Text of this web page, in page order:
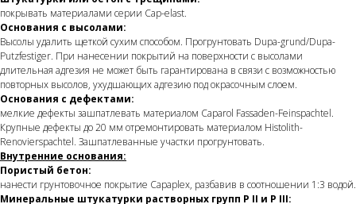
покрывать материалами серии Cap-elast.
Основания с высолами:
Высолы удалить щеткой сухим способом. Прогрунтовать Dupa-grund/Dupa-
Putzfestiger. При нанесении покрытий на поверхности с высолами
длительная адгезия не может быть гарантирована в связи с возможностью
повторных высолов, ухудшающих адгезию под окрасочным слоем.
Основания с дефектами:
мелкие дефекты зашпатлевать материалом Caparol Fassaden-Feinspachtel.
Крупные дефекты до 20 мм отремонтировать материалом Histolith-
Renovierspachtel. Зашпатлеванные участки прогрунтовать.
Внутренние основания:
Пористый бетон:
нанести грунтовочное покрытие Capaplex, разбавив в соотношении 1:3 водой.
Минеральные штукатурки растворных групп P II и P III: